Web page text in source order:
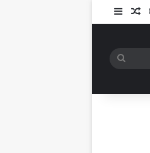
تسجيل الدخول
مقال عشوائي
إضافة عمود جانبي
بحث